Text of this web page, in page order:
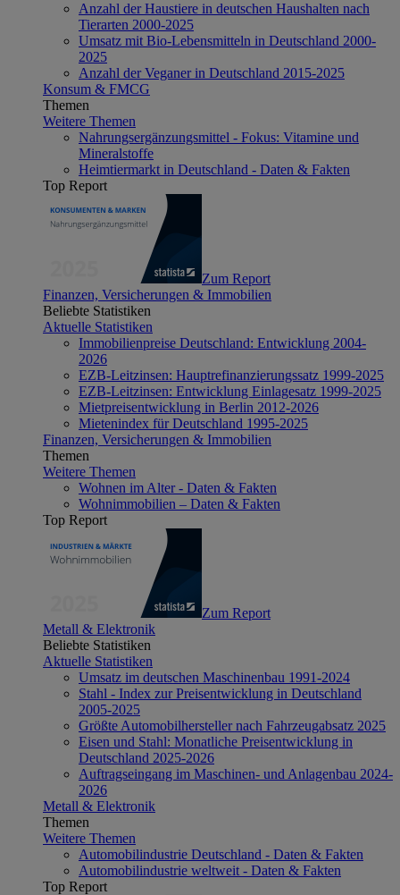
Anzahl der Haustiere in deutschen Haushalten nach
Tierarten 2000-2025
Umsatz mit Bio-Lebensmitteln in Deutschland 2000-
2025
Anzahl der Veganer in Deutschland 2015-2025
Konsum & FMCG
Themen
Weitere Themen
Nahrungsergänzungsmittel - Fokus: Vitamine und
Mineralstoffe
Heimtiermarkt in Deutschland - Daten & Fakten
Top Report
Zum Report
Finanzen, Versicherungen & Immobilien
Beliebte Statistiken
Aktuelle Statistiken
Immobilienpreise Deutschland: Entwicklung 2004-
2026
EZB-Leitzinsen: Hauptrefinanzierungssatz 1999-2025
EZB-Leitzinsen: Entwicklung Einlagesatz 1999-2025
Mietpreisentwicklung in Berlin 2012-2026
Mietenindex für Deutschland 1995-2025
Finanzen, Versicherungen & Immobilien
Themen
Weitere Themen
Wohnen im Alter - Daten & Fakten
Wohnimmobilien – Daten & Fakten
Top Report
Zum Report
Metall & Elektronik
Beliebte Statistiken
Aktuelle Statistiken
Umsatz im deutschen Maschinenbau 1991-2024
Stahl - Index zur Preisentwicklung in Deutschland
2005-2025
Größte Automobilhersteller nach Fahrzeugabsatz 2025
Eisen und Stahl: Monatliche Preisentwicklung in
Deutschland 2025-2026
Auftragseingang im Maschinen- und Anlagenbau 2024-
2026
Metall & Elektronik
Themen
Weitere Themen
Automobilindustrie Deutschland - Daten & Fakten
Automobilindustrie weltweit - Daten & Fakten
Top Report